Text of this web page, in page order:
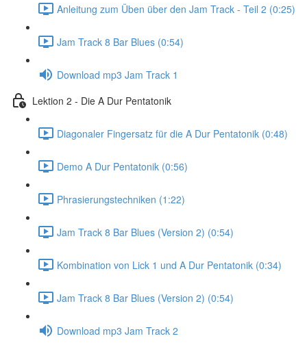
Anleitung zum Üben über den Jam Track - Teil 2 (0:25)
Jam Track 8 Bar Blues (0:54)
Download mp3 Jam Track 1
Lektion 2 - Die A Dur Pentatonik
Diagonaler Fingersatz für die A Dur Pentatonik (0:48)
Demo A Dur Pentatonik (0:56)
Phrasierungstechniken (1:22)
Jam Track 8 Bar Blues (Version 2) (0:54)
Kombination von Lick 1 und A Dur Pentatonik (0:34)
Jam Track 8 Bar Blues (Version 2) (0:54)
Download mp3 Jam Track 2